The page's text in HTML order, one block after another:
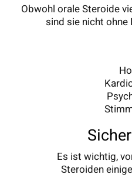
Obwohl orale Steroide
sind sie nicht ohne
Es ist wichtig,
Steroiden